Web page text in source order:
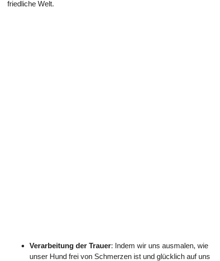
friedliche Welt.
Verarbeitung der Trauer: Indem wir uns ausmalen, wie
unser Hund frei von Schmerzen ist und glücklich auf uns